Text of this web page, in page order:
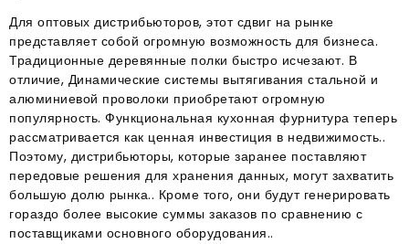
Для оптовых дистрибьюторов, этот сдвиг на рынке
представляет собой огромную возможность для бизнеса.
Традиционные деревянные полки быстро исчезают. В
отличие, Динамические системы вытягивания стальной и
алюминиевой проволоки приобретают огромную
популярность. Функциональная кухонная фурнитура теперь
рассматривается как ценная инвестиция в недвижимость..
Поэтому, дистрибьюторы, которые заранее поставляют
передовые решения для хранения данных, могут захватить
большую долю рынка.. Кроме того, они будут генерировать
гораздо более высокие суммы заказов по сравнению с
поставщиками основного оборудования..